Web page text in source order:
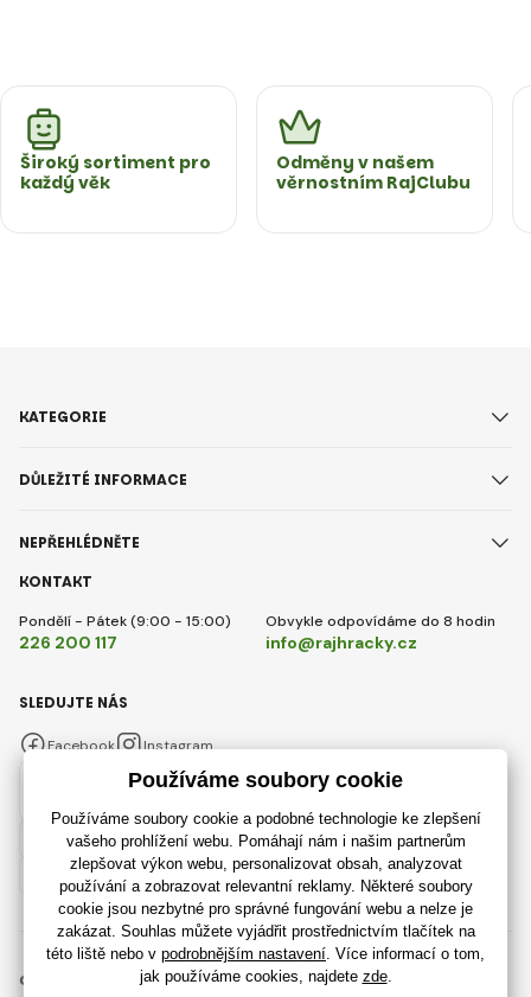
Široký sortiment pro
každý věk
Odměny v našem
věrnostním RajClubu
KONTAKT
Pondělí - Pátek (9:00 - 15:00)
226 200 117
Obvykle odpovídáme do 8 hodin
info@rajhracky.cz
KATEGORIE
DŮLEŽITÉ INFORMACE
NEPŘEHLÉDNĚTE
SLEDUJTE NÁS
Facebook Instagram
© 2018 - 2026 RajHracky.cz, Všechna práva vyhrazena